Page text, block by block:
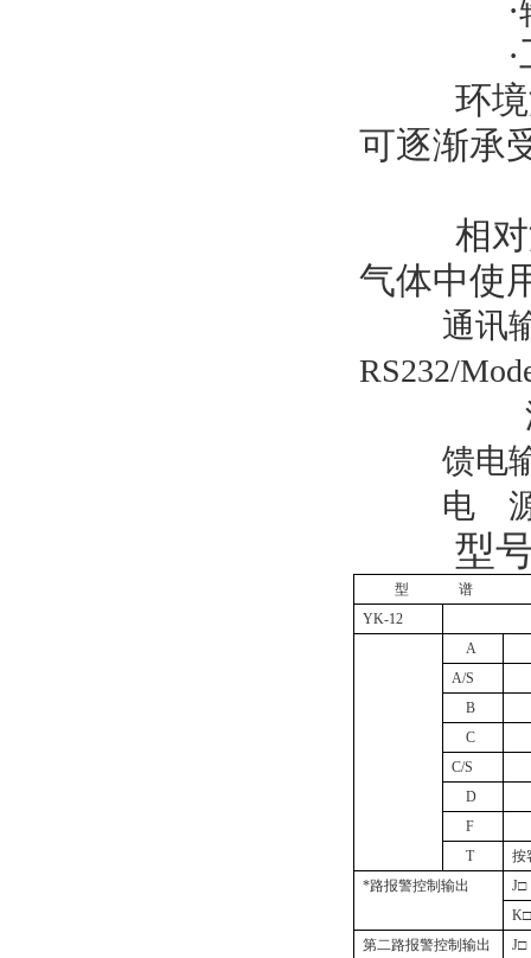
环
可逐渐承
相
气体中使
通讯
RS232/
馈电
电
型
型
谱
YK-12
A
A/S
B
C
C/S
D
F
T
按
*路报警控制输出
J□
K□
第二路报警控制输出
J□